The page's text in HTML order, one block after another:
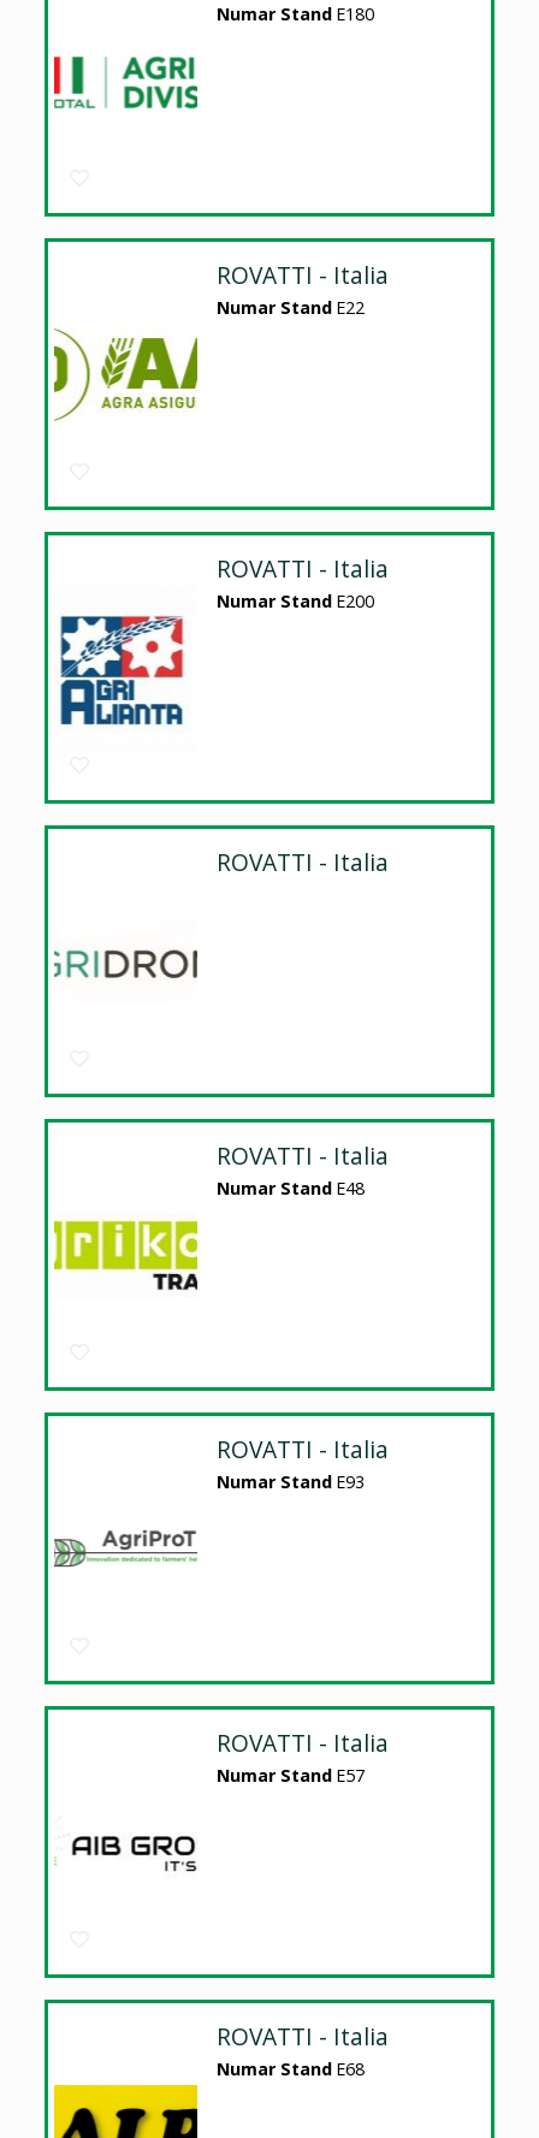
Numar Stand E180
ROVATTI - Italia
Numar Stand E22
ROVATTI - Italia
Numar Stand E200
ROVATTI - Italia
ROVATTI - Italia
Numar Stand E48
ROVATTI - Italia
Numar Stand E93
ROVATTI - Italia
Numar Stand E57
ROVATTI - Italia
Numar Stand E68